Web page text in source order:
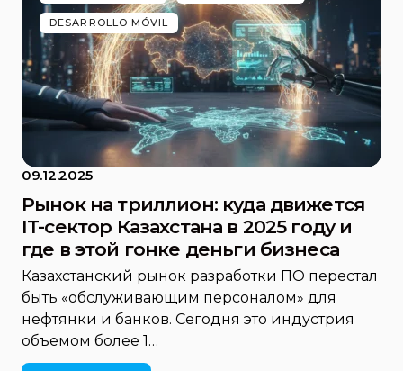
DESARROLLO MÓVIL
09.12.2025
Рынок на триллион: куда движется
IT-сектор Казахстана в 2025 году и
где в этой гонке деньги бизнеса
Казахстанский рынок разработки ПО перестал
быть «обслуживающим персоналом» для
нефтянки и банков. Сегодня это индустрия
объемом более 1…